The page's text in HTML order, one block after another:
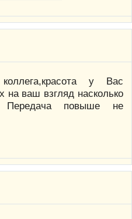
у Вас
на ваш взгляд насколько
Передача повыше не